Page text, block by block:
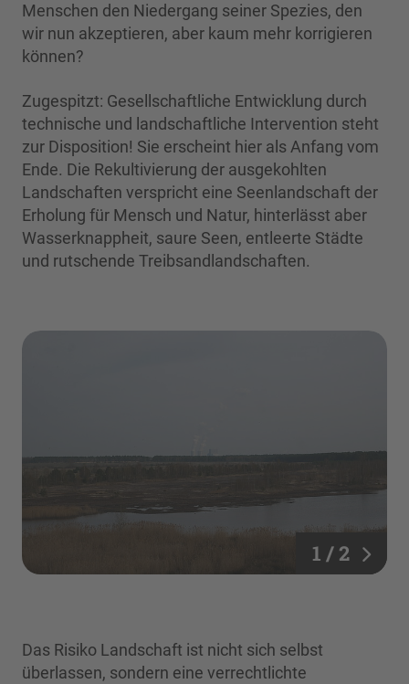
Menschen den Niedergang seiner Spezies, den
wir nun akzeptieren, aber kaum mehr korrigieren
können?
Zugespitzt: Gesellschaftliche Entwicklung durch
technische und landschaftliche Intervention steht
zur Disposition! Sie erscheint hier als Anfang vom
Ende. Die Rekultivierung der ausgekohlten
Landschaften verspricht eine Seenlandschaft der
Erholung für Mensch und Natur, hinterlässt aber
Wasserknappheit, saure Seen, entleerte Städte
und rutschende Treibsandlandschaften.
1 / 2
Das Risiko Landschaft ist nicht sich selbst
überlassen, sondern eine verrechtlichte